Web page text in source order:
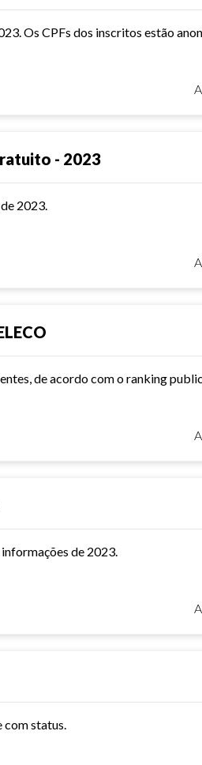
Os CPFs dos inscritos estão
- 2023
2023.
de acordo com o ranking
de 2023.
com status.